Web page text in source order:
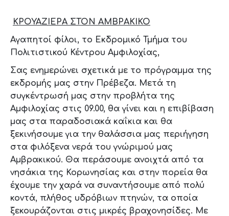
ΚΡΟΥΑΖΙΕΡΑ ΣΤΟΝ ΑΜΒΡΑΚΙΚΟ
Αγαπητοί φίλοι, το Εκδρομικό Τμήμα του
Πολιτιστικού Κέντρου Αμφιλοχίας,
Σας ενημερώνει σχετικά με το πρόγραμμα της
εκδρομής μας στην Πρέβεζα. Μετά τη
συγκέντρωσή μας στην προβλήτα της
Αμφιλοχίας στις 09.00, θα γίνει και η επιβίβαση
μας στα παραδοσιακά καΐκια και θα
ξεκινήσουμε για την θαλάσσια μας περιήγηση
στα φιλόξενα νερά του γνώριμού μας
Αμβρακικού. Θα περάσουμε ανοιχτά από τα
νησάκια της Κορωνησίας και στην πορεία θα
έχουμε την χαρά να συναντήσουμε από πολύ
κοντά, πλήθος υδρόβιων πτηνών, τα οποία
ξεκουράζονται στις μικρές βραχονησίδες. Με